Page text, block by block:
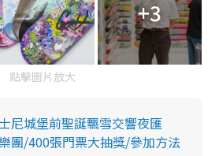
+3
點擊圖片放大
尼城堡前聖誕飄雪交響夜匯
團/400張門票大抽獎/參加方法